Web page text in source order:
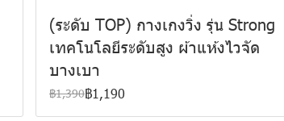
(ระดับ TOP) กางเกงวิ่ง รุ่น Strong
เทคโนโลยีระดับสูง ผ้าแห้งไวจัด
บางเบา
฿1,390฿1,190